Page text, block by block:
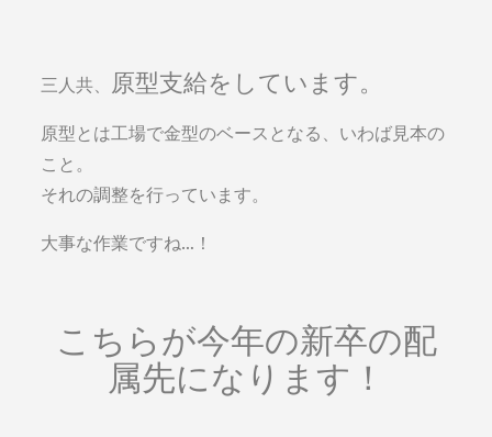
三人共、 原型支給をしています。
原型とは工場で金型のベースとなる、いわば見本の
こと。
それの調整を行っています。
大事な作業ですね…！
こちらが今年の新卒の配
属先になります！